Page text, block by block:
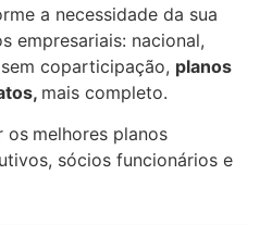
a necessidade da sua
empresariais: nacional,
coparticipação, planos
mais completo.
os melhores planos
sócios funcionários e